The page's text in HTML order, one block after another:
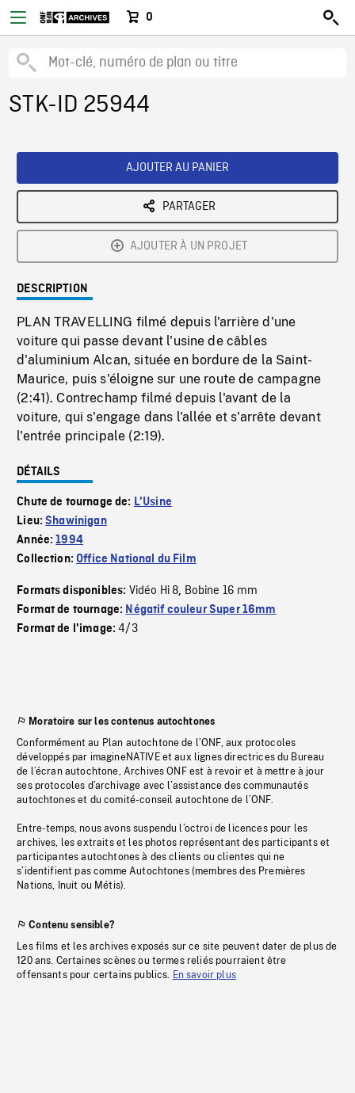
0
STK-ID 25944
AJOUTER AU PANIER
PARTAGER
AJOUTER À UN PROJET
DESCRIPTION
PLAN TRAVELLING filmé depuis l'arrière d'une
voiture qui passe devant l'usine de câbles
d'aluminium Alcan, située en bordure de la Saint-
Maurice, puis s'éloigne sur une route de campagne
(2:41). Contrechamp filmé depuis l'avant de la
voiture, qui s'engage dans l'allée et s'arrête devant
l'entrée principale (2:19).
DÉTAILS
Chute de tournage de: L'Usine
Lieu:Shawinigan
Année:1994
Collection:Office National du Film
Formats disponibles: Vidéo Hi 8, Bobine 16 mm
Format de tournage: Négatif couleur Super 16mm
Format de l'image:4/3
Moratoire sur les contenus autochtones
Conformément au Plan autochtone de l’ONF, aux protocoles
développés par imagineNATIVE et aux lignes directrices du Bureau
de l’écran autochtone, Archives ONF est à revoir et à mettre à jour
ses protocoles d’archivage avec l’assistance des communautés
autochtones et du comité-conseil autochtone de l’ONF.
Entre-temps, nous avons suspendu l’octroi de licences pour les
archives, les extraits et les photos représentant des participants et
participantes autochtones à des clients ou clientes qui ne
s’identifient pas comme Autochtones (membres des Premières
Nations, Inuit ou Métis).
Contenu sensible?
Les films et les archives exposés sur ce site peuvent dater de plus de
120 ans. Certaines scènes ou termes reliés pourraient être
offensants pour certains publics. En savoir plus